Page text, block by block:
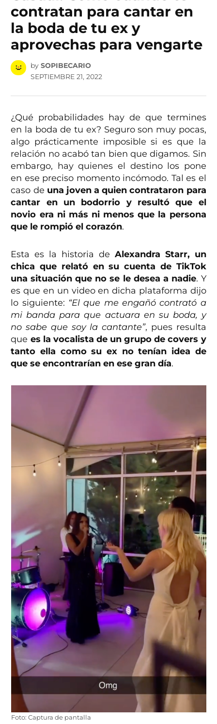
contratan para cantar en
la boda de tu ex y
aprovechas para vengarte
by SOPIBECARIO
SEPTIEMBRE 21, 2022
¿Qué probabilidades hay de que termines
en la boda de tu ex? Seguro son muy pocas,
algo prácticamente imposible si es que la
relación no acabó tan bien que digamos. Sin
embargo, hay quienes el destino los pone
en ese preciso momento incómodo. Tal es el
caso de una joven a quien contrataron para
cantar en un bodorrio y resultó que el
novio era ni más ni menos que la persona
que le rompió el corazón.
Esta es la historia de Alexandra Starr, un
chica que relató en su cuenta de TikTok
una situación que no se le desea a nadie. Y
es que en un video en dicha plataforma dijo
lo siguiente: “El que me engañó contrató a
mi banda para que actuara en su boda, y
no sabe que soy la cantante”, pues resulta
que es la vocalista de un grupo de covers y
tanto ella como su ex no tenían idea de
que se encontrarían en ese gran día.
Foto: Captura de pantalla